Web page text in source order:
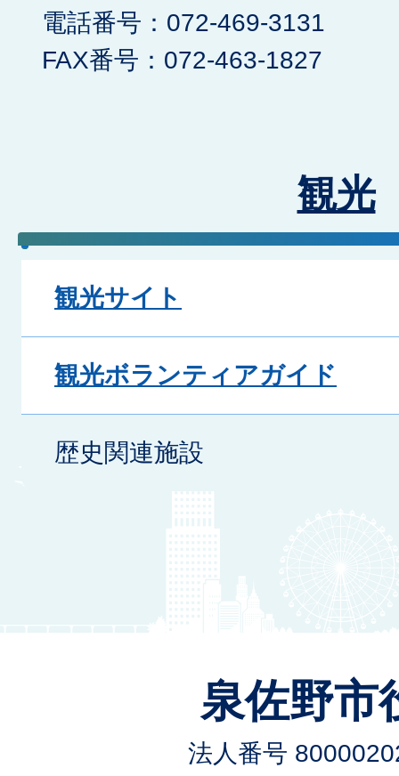
電話番号：072-469-3131
FAX番号：072-463-1827
観光
観光サイト
観光ボランティアガイド
歴史関連施設
泉佐野市
法人番号